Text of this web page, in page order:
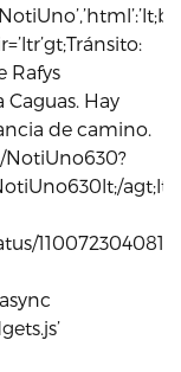
Rafys
Hay
de camino.
NotiUno630?